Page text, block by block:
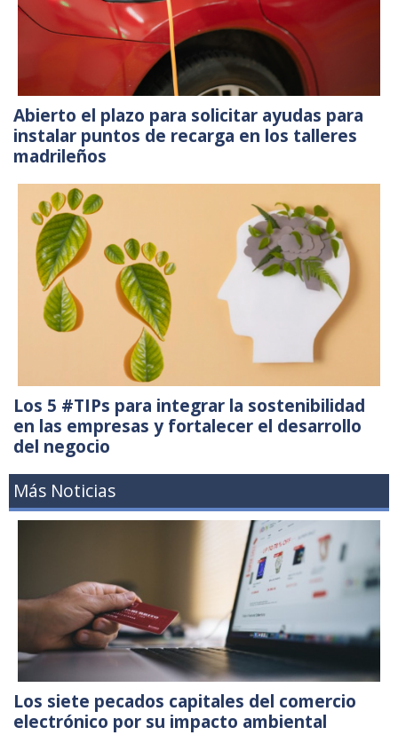
Abierto el plazo para solicitar ayudas para
instalar puntos de recarga en los talleres
madrileños
Los 5 #TIPs para integrar la sostenibilidad
en las empresas y fortalecer el desarrollo
del negocio
Más Noticias
Los siete pecados capitales del comercio
electrónico por su impacto ambiental